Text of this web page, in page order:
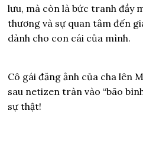
lưu, mà còn là bức tranh đầy
thương và sự quan tâm đến
dành cho con cái của mình.
Cô gái đăng ảnh của cha lên
sau netizen tràn vào “bão
sự thật!